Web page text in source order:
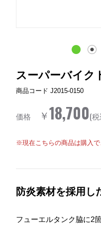
スーパーバイ
商品コード J2015-0150
価格 ￥18,700(
※現在こちらの商品は購入で
防炎素材を採用し
フューエルタンク脇に2